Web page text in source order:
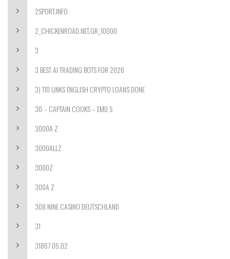
2SPORT.INFO
2_CHICKENROAD.NET.GR_10000
3
3 BEST AI TRADING BOTS FOR 2026
3) 110 LINKS ENGLISH CRYPTO LOANS DONE
30 – CAPTAIN COOKS – EMD S
3000A Z
3000ALLZ
3000Z
300A Z
308 NINE CASINO DEUTSCHLAND
31
31867 05.02